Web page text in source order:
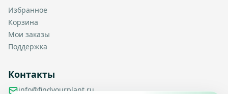
Избранное
Корзина
Мои заказы
Поддержка
Контакты
info@findyourplant.ru